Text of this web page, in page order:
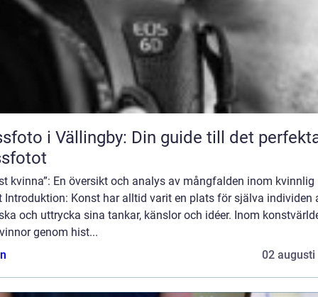
i Vällingby: Din guide till det
kvinna”: En översikt och analys av mångfalden inom kvinnlig
Introduktion: Konst har alltid varit en plats för själva individen
och uttrycka sina tankar, känslor och idéer. Inom
genom hist...
02 augusti